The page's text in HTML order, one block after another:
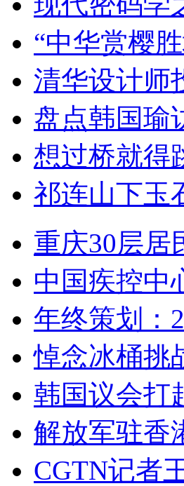
“中华赏樱
清华设计师
盘点韩国瑜
想过桥就得
祁连山下玉
重庆30层
中国疾控中
年终策划：
悼念冰桶挑
韩国议会打
解放军驻香
CGTN记者